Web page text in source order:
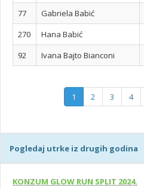
77
Gabriela Babić
270
Hana Babić
92
Ivana Bajto Bianconi
1 2 3 4
Pogledaj utrke iz drugih godina
KONZUM GLOW RUN SPLIT 2024.